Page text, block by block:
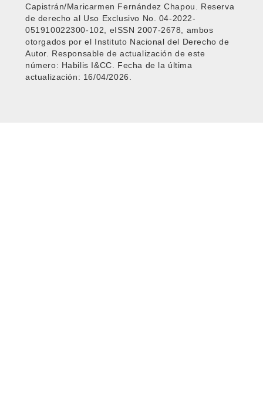
Capistrán/Maricarmen Fernández Chapou. Reserva
de derecho al Uso Exclusivo No. 04-2022-
051910022300-102, eISSN 2007-2678, ambos
otorgados por el Instituto Nacional del Derecho de
Autor. Responsable de actualización de este
número: Habilis I&CC. Fecha de la última
actualización: 16/04/2026.